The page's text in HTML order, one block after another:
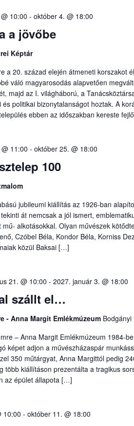
a jövőbe
10:00 - október 4. @ 18:00
Képtár
a 20. század elején átmeneti korszakot
váló magyarosodás alapvetően
majd az I. világháború, a
és politikai bizonytalanságot hoztak. A
ebben az időszakban kereste
100
11:00 - október 25. @ 18:00
jubileumi kiállítás az 1926-ban
át nemcsak a jól ismert,
mű- alkotásokkal. Olyan művészek
Czóbel Béla, Kondor Béla, Korniss
közül Baksai […]
szállt el…
21. @ 10:00 - 2027. január 3. @ 18:00
- Anna Margit Emlékmúzeum
– Anna Margit Emlékmúzeum 1984-
képet adjon a művészházaspár
350 műtárgyat, Anna Margittól pedig
több kiállításon prezentálta a tragikus
az épület állapota […]
10:00 - október 11. @ 18:00